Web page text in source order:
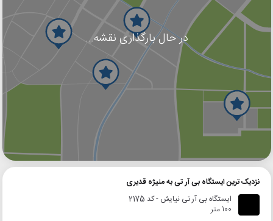
در حال بارگذاری نقشه...
گوگل
نزدیک ترین ایستگاه بی آر تی به منیژه قدیری
ایستگاه بی آر تی نیایش - کد 2175
100 متر